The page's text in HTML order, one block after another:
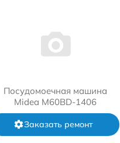
Посудомоечная машина
Midea M60BD-1406
Заказать ремонт